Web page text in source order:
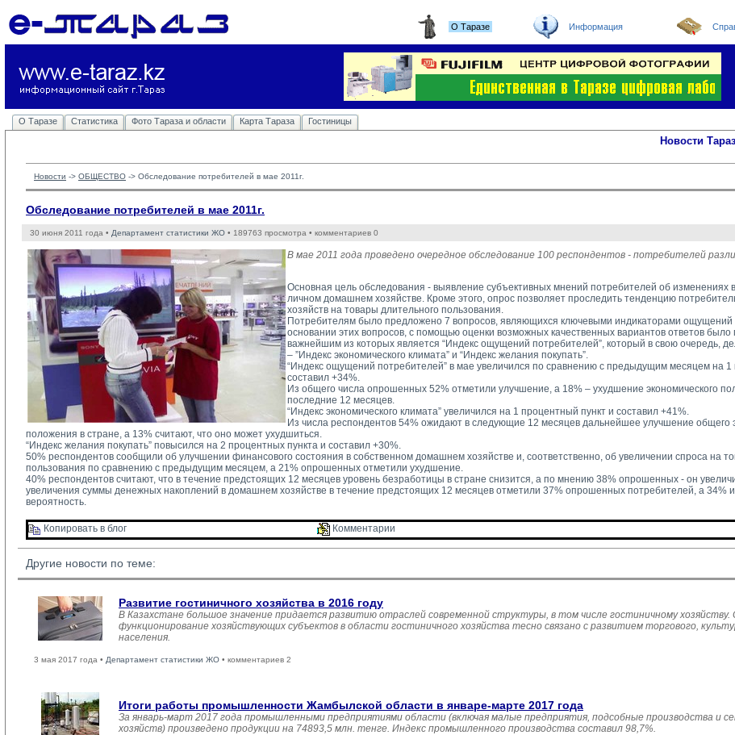
О Таразе Информация
О Таразе Статистика Фото Тараза и области Карта Тараза Гостиницы
Новости
Новости -> ОБЩЕСТВО -> Обследование потребителей в мае 2011г.
Обследование потребителей в мае 2011г.
30 июня 2011 года • Департамент статистики ЖО • 189763 просмотра • комментариев 0
В мае 2011 года проведено очередное обследование 100 респондентов - потребителей
Основная цель обследования - выявление субъективных мнений потребителей об изменениях
личном домашнем хозяйстве. Кроме этого, опрос позволяет проследить тенденцию
хозяйств на товары длительного пользования.
Потребителям было предложено 7 вопросов, являющихся ключевыми индикаторами
основании этих вопросов, с помощью оценки возможных качественных вариантов ответов было
важнейшим из которых является “Индекс ощущений потребителей”, который в свою очередь,
– ”Индекс экономического климата” и “Индекс желания покупать”.
“Индекс ощущений потребителей” в мае увеличился по сравнению с предыдущим месяцем на 1
составил +34%.
Из общего числа опрошенных 52% отметили улучшение, а 18% – ухудшение экономического
последние 12 месяцев.
“Индекс экономического климата” увеличился на 1 процентный пункт и составил +41%.
Из числа респондентов 54% ожидают в следующие 12 месяцев дальнейшее улучшение общего
положения в стране, а 13% считают, что оно может ухудшиться.
“Индекс желания покупать” повысился на 2 процентных пункта и составил +30%.
50% респондентов сообщили об улучшении финансового состояния в собственном домашнем хозяйстве и, соответственно, об увеличении спроса на
пользования по сравнению с предыдущим месяцем, а 21% опрошенных отметили ухудшение.
40% респондентов считают, что в течение предстоящих 12 месяцев уровень безработицы в стране снизится, а по мнению 38% опрошенных - он
увеличения суммы денежных накоплений в домашнем хозяйстве в течение предстоящих 12 месяцев отметили 37% опрошенных потребителей, а 34%
вероятность.
Копировать в блог Комментарии
Другие новости по теме:
Развитие гостиничного хозяйства в 2016 году
В Казахстане большое значение придается развитию отраслей современной структуры, в том числе гостиничному хозяйству.
функционирование хозяйствующих субъектов в области гостиничного хозяйства тесно связано с развитием торгового,
населения.
3 мая 2017 года • Департамент статистики ЖО • комментариев 2
Итоги работы промышленности Жамбылской области в январе-марте 2017 года
За январь-март 2017 года промышленными предприятиями области (включая малые предприятия, подсобные производства и
хозяйств) произведено продукции на 74893,5 млн. тенге. Индекс промышленного производства составил 98,7%.